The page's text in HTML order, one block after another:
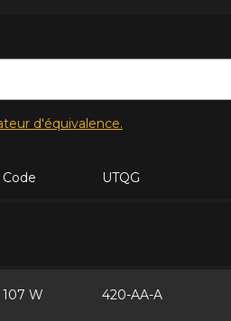
d'équivalence.
Code UTQG
107 W 420-AA-A